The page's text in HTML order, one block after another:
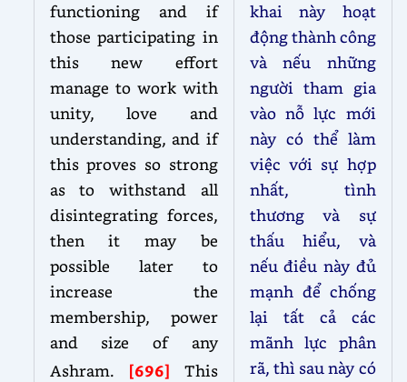
functioning and if
those participating in
this new effort
manage to work with
unity, love and
understanding, and if
this proves so strong
as to withstand all
disintegrating forces,
then it may be
possible later to
increase the
membership, power
and size of any
Ashram. [696]
This
khai này hoạt
động thành công
và nếu những
người tham gia
vào nỗ lực mới
này có thể làm
việc với sự hợp
nhất, tình
thương và sự
thấu hiểu, và
nếu điều này đủ
mạnh để chống
lại tất cả các
mãnh lực phân
rã, thì sau này có